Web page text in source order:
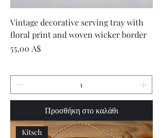
Vintage decorative serving tray with
floral print and woven wicker border
Τιμή
55,00 A$
Προσθήκη στο καλάθι
Kitsch